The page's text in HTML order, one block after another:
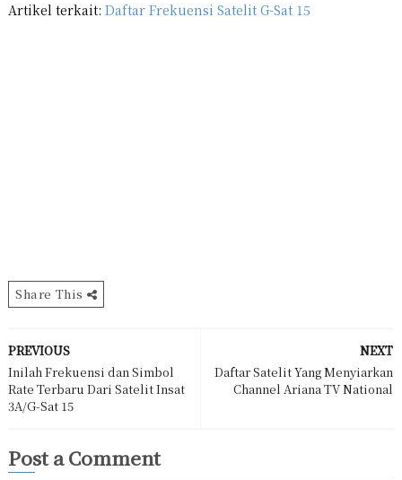
Artikel terkait: Daftar Frekuensi Satelit G-Sat 15
Share This
NEXT
Daftar Satelit Yang Menyiarkan
Channel Ariana TV National
PREVIOUS
Inilah Frekuensi dan Simbol
Rate Terbaru Dari Satelit Insat
3A/G-Sat 15
Post a Comment